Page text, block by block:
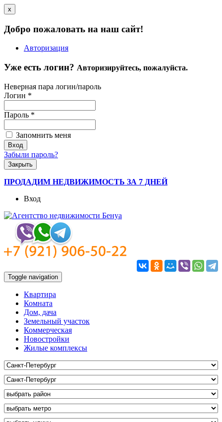
x
Добро пожаловать на наш сайт!
Авторизация
Уже есть логин? Авторизируйтесь, пожалуйста.
Неверная пара логин/пароль
Логин *
Пароль *
Запомнить меня
Забыли пароль?
Закрыть
ПРОДАДИМ НЕДВИЖИМОСТЬ ЗА 7 ДНЕЙ
Вход
Toggle navigation
Квартира
Комната
Дом, дача
Земельный участок
Коммерческая
Новостройки
Жилые комплексы